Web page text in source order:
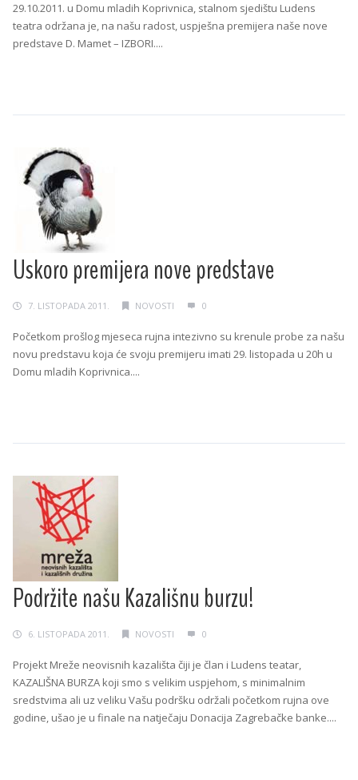
29.10.2011. u Domu mladih Koprivnica, stalnom sjedištu Ludens
teatra održana je, na našu radost, uspješna premijera naše nove
predstave D. Mamet – IZBORI....
Uskoro premijera nove predstave
7. LISTOPADA 2011. NOVOSTI 0
Početkom prošlog mjeseca rujna intezivno su krenule probe za našu
novu predstavu koja će svoju premijeru imati 29. listopada u 20h u
Domu mladih Koprivnica....
Podržite našu Kazališnu burzu!
6. LISTOPADA 2011. NOVOSTI 0
Projekt Mreže neovisnih kazališta čiji je član i Ludens teatar,
KAZALIŠNA BURZA koji smo s velikim uspjehom, s minimalnim
sredstvima ali uz veliku Vašu podršku održali početkom rujna ove
godine, ušao je u finale na natječaju Donacija Zagrebačke banke....